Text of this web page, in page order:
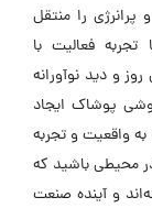
را منتقل
فعالیت با
و دید نوآورانه
پوشاک ایجاد
به واقعیت و تجربه
محیطی باشید که
و آینده صنعت